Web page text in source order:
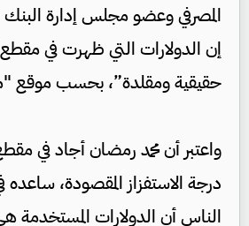
المصرفي وعضو مجلس إدارة البنك
إن الدولارات التي ظهرت في مقطع
حقيقية ومقلدة”، بحسب موقع
واعتبر أن محمد رمضان أجاد في
درجة الاستفزاز المقصودة،
الناس أن الدولارات المستخدمة